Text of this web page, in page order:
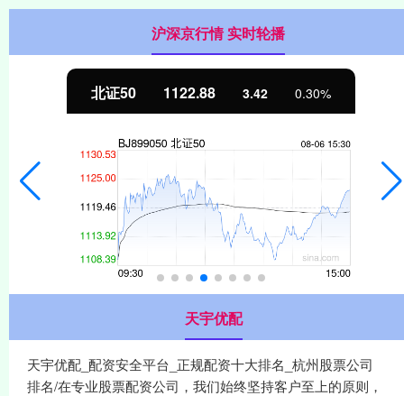
沪深京行情 实时轮播
北证50 1122.88 3.42 0.30%
天宇优配
天宇优配_配资安全平台_正规配资十大排名_杭州股票公司
排名/在专业股票配资公司，我们始终坚持客户至上的原则，